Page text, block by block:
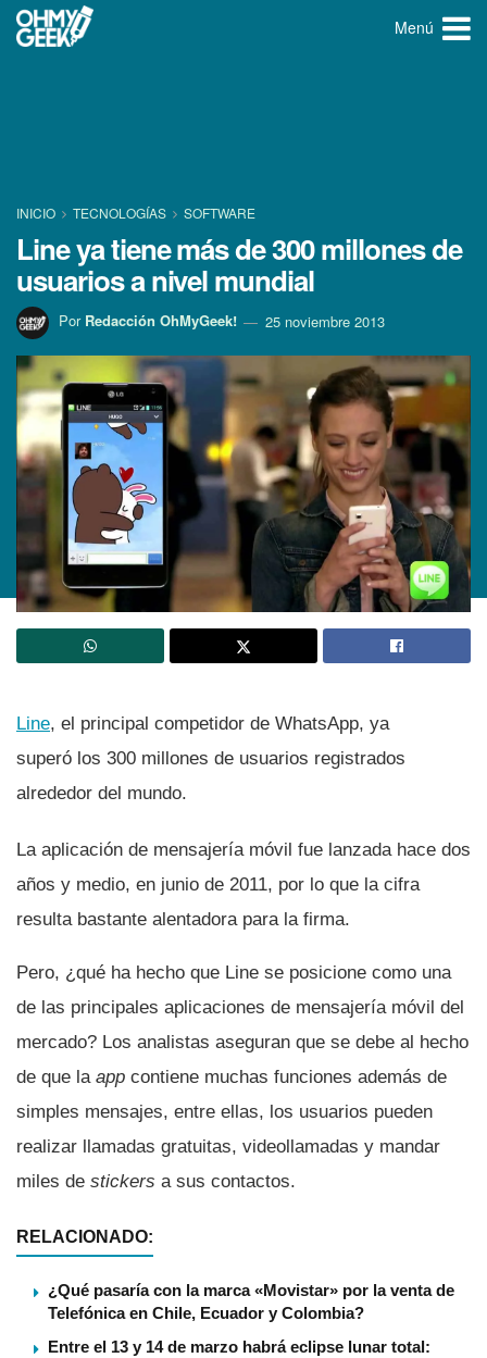
Menú
INICIO TECNOLOGÍ­AS SOFTWARE
Line ya tiene más de 300 millones de
usuarios a nivel mundial
Por Redacción OhMyGeek! 25 noviembre 2013
Line, el principal competidor de WhatsApp, ya
superó los 300 millones de usuarios registrados
alrededor del mundo.
La aplicación de mensajerí­a móvil fue lanzada hace dos
años y medio, en junio de 2011, por lo que la cifra
resulta bastante alentadora para la firma.
Pero, ¿qué ha hecho que Line se posicione como una
de las principales aplicaciones de mensajerí­a móvil del
mercado? Los analistas aseguran que se debe al hecho
de que la app contiene muchas funciones además de
simples mensajes, entre ellas, los usuarios pueden
realizar llamadas gratuitas, videollamadas y mandar
miles de stickers a sus contactos.
RELACIONADO:
¿Qué pasaría con la marca «Movistar» por la venta de
Telefónica en Chile, Ecuador y Colombia?
Entre el 13 y 14 de marzo habrá eclipse lunar total: